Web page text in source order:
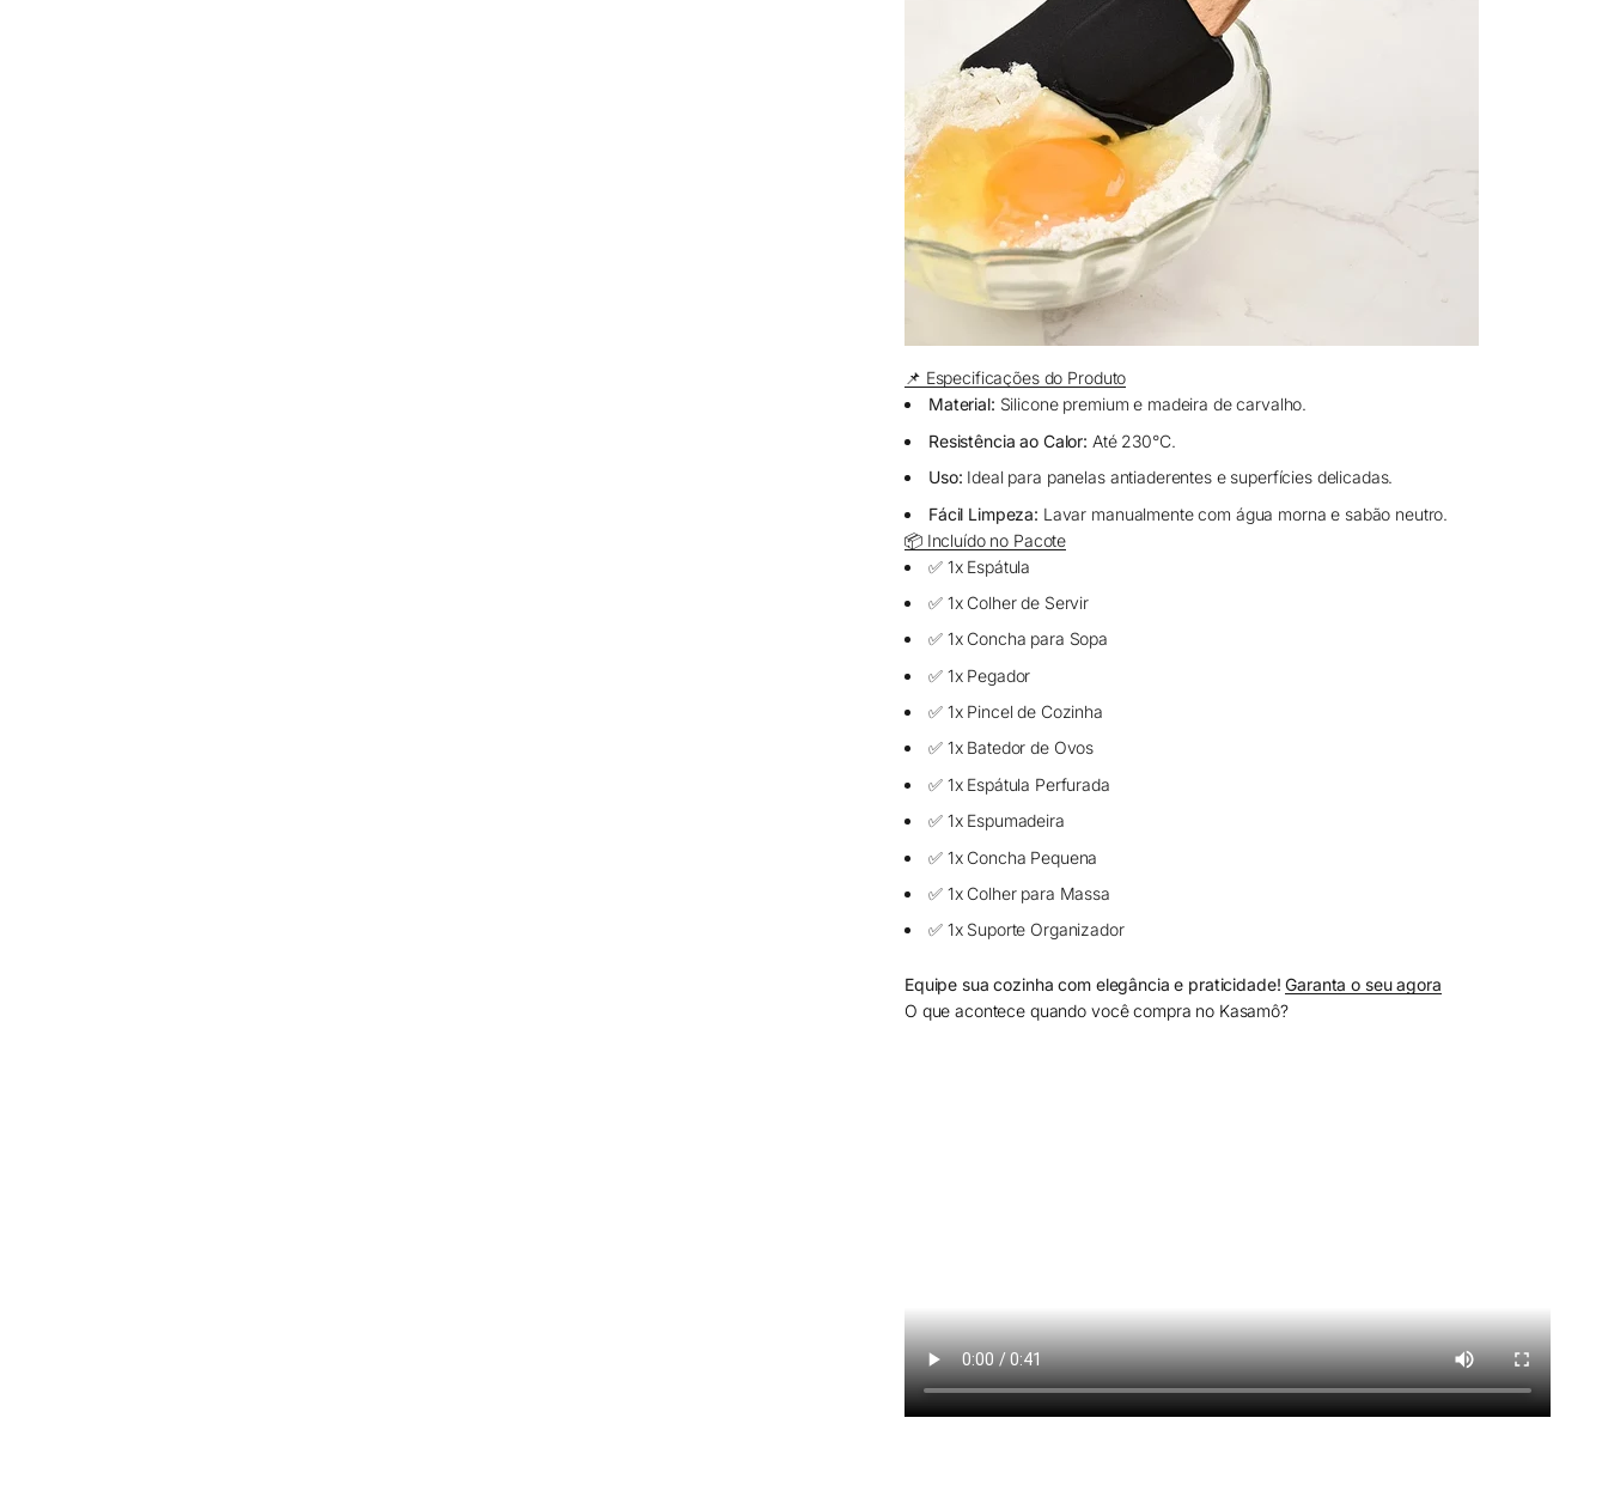
📌 Especificações do Produto
Material: Silicone premium e madeira de carvalho.
Resistência ao Calor: Até 230°C.
Uso: Ideal para panelas antiaderentes e superfícies delicadas.
Fácil Limpeza: Lavar manualmente com água morna e sabão neutro.
📦 Incluído no Pacote
✅ 1x Espátula
✅ 1x Colher de Servir
✅ 1x Concha para Sopa
✅ 1x Pegador
✅ 1x Pincel de Cozinha
✅ 1x Batedor de Ovos
✅ 1x Espátula Perfurada
✅ 1x Espumadeira
✅ 1x Concha Pequena
✅ 1x Colher para Massa
✅ 1x Suporte Organizador
Equipe sua cozinha com elegância e praticidade!Garanta o seu agora
O que acontece quando você compra no Kasamô?